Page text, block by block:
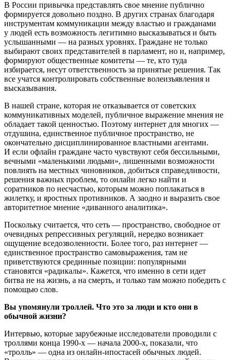
В России привычка представлять свое мнение публично
формируется довольно поздно. В других странах благодаря
инструментам коммуникации между властью и гражданами
у людей есть возможность легитимно высказываться и быть
услышанными — на разных уровнях. Граждане не только
выбирают своих представителей в парламент, но и, например,
формируют общественные комитеты — те, кто туда
избирается, несут ответственность за принятые решения. Так
все учатся контролировать собственные воле­изъявления и
высказывания.
В нашей стране, которая не отказывается от советских
коммуникативных моделей, публичное выражение мнения не
обладает такой ценностью. Поэтому интернет для многих —
отдушина, единственное публичное пространство, не
окончательно дисциплинированное властными агентами.
И если офлайн граждане часто чувствуют себя бессильными,
вечными «маленькими людьми», лишенными возможности
повлиять на местных чиновников, добиться справедливости,
решения важных проблем, то онлайн легко найти и
соратников по несчастью, которым можно поплакаться в
жилетку, и яростных противников. А заодно и выразить свое
авторитетное мнение «диванного аналитика».
Поскольку считается, что сеть — пространство, свободное от
очевидных репрессивных регуляций, нередко возникает
ощущение вседозволенности. Более того, раз интернет —
единственное пространство самовыражения, там не
приветствуются срединные позиции: популярными
становятся «радикалы». Кажется, что именно в сети идет
битва не на жизнь, а на смерть, и только там можно победить с
помощью слов.
Вы упомянули троллей. Что это за люди и кто они в
обычной жизни?
Интервью, которые зарубежные исследователи проводили с
троллями конца 1990-х — начала 2000-х, показали, что
«тролль» — одна из онлайн-ипостасей обычных людей.